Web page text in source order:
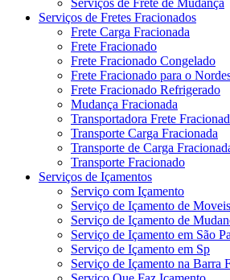
Serviços de Fretes Fracionados
Frete Carga Fracionada
Frete Fracionado
Frete Fracionado Congelado
Frete Fracionado para o
Frete Fracionado Refrigerado
Mudança Fracionada
Transportadora Frete
Transporte Carga Fracionada
Transporte de Carga
Transporte Fracionado
Serviços de Içamentos
Serviço com Içamento
Serviço de Içamento de Moveis
Serviço de Içamento de
Serviço de Içamento em São
Serviço de Içamento em Sp
Serviço de Içamento na Barra